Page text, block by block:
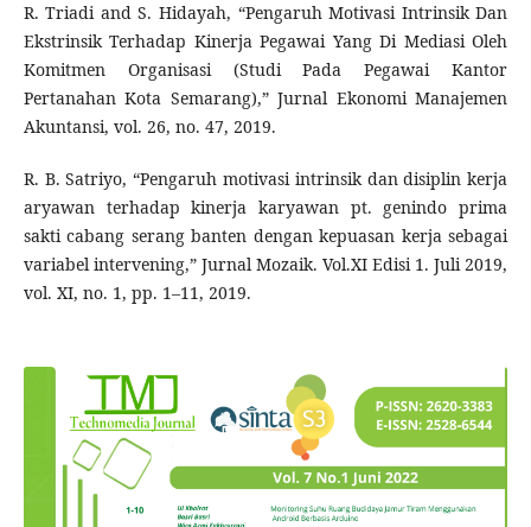
R. Triadi and S. Hidayah, “Pengaruh Motivasi Intrinsik Dan
Ekstrinsik Terhadap Kinerja Pegawai Yang Di Mediasi Oleh
Komitmen Organisasi (Studi Pada Pegawai Kantor
Pertanahan Kota Semarang),” Jurnal Ekonomi Manajemen
Akuntansi, vol. 26, no. 47, 2019.
R. B. Satriyo, “Pengaruh motivasi intrinsik dan disiplin kerja
aryawan terhadap kinerja karyawan pt. genindo prima
sakti cabang serang banten dengan kepuasan kerja sebagai
variabel intervening,” Jurnal Mozaik. Vol.XI Edisi 1. Juli 2019,
vol. XI, no. 1, pp. 1–11, 2019.